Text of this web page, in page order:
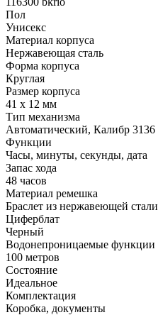
Пол
Унисекс
Материал корпуса
Нержавеющая сталь
Форма корпуса
Круглая
Размер корпуса
41 x 12 мм
Тип механизма
Автоматический, Калибр 3136
Функции
Часы, минуты, секунды, дата
Запас хода
48 часов
Материал ремешка
Браслет из нержавеющей стали
Циферблат
Черный
Водонепроницаемые функции
100 метров
Состояние
Идеальное
Комплектация
Коробка, документы